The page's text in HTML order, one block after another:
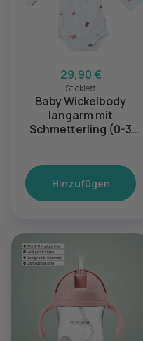
29,90 €
Sticklett
Baby Wickelbody
langarm mit
Schmetterling (0-3
Hinzufügen